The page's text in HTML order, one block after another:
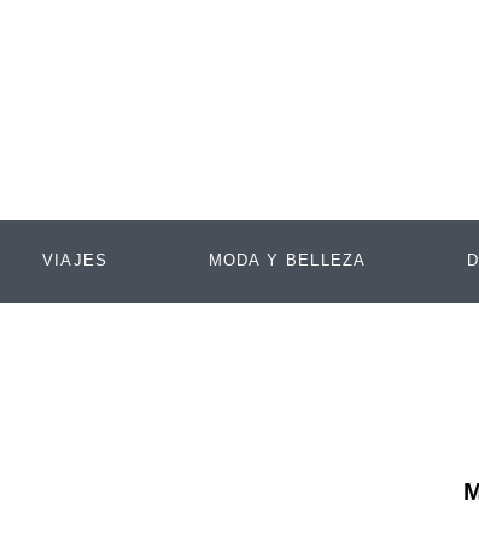
VIAJES MODA Y BELLEZA